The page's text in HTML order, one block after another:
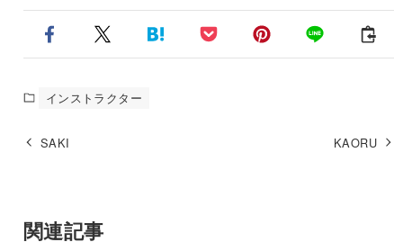
インストラクター
SAKI KAORU
関連記事